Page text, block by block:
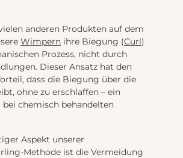
anderen Produkten auf dem
Wimpern ihre Biegung (Curl)
Prozess, nicht durch
Dieser Ansatz hat den
dass die Biegung über die
ohne zu erschlaffen – ein
chemisch behandelten
Aspekt unserer
Methode ist die Vermeidung